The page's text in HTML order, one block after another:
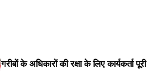
गरीबों के अधिकारों की रक्षा के लिए कार्यकर्ता पूरी